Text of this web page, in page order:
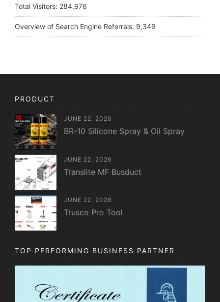
Total Visitors: 284,976
Overview of Search Engine Referrals: 9,349
PRODUCT
JUNE 22, 2026
BR-10 Silicone Spray & Oil Spray
JUNE 22, 2026
Translite MF Busduct
JUNE 22, 2026
Trusco Pro Tool
TOP PERFORMING BUSINESS PARTNER